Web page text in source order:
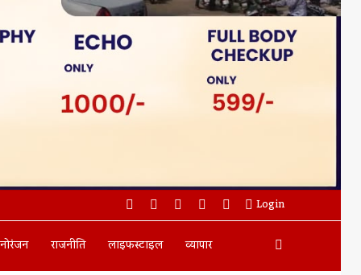
Login
WhatsApp
Instagram
YouTube
Twitter
Facebook
राजनीति लाइफस्टाइल व्यापार